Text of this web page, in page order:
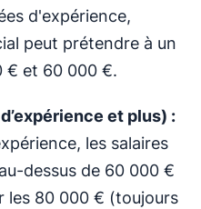
d'expérience,
peut prétendre à un
€ et 60 000 €.
et plus) :
les salaires
dessus de 60 000 €
les 80 000 € (toujours